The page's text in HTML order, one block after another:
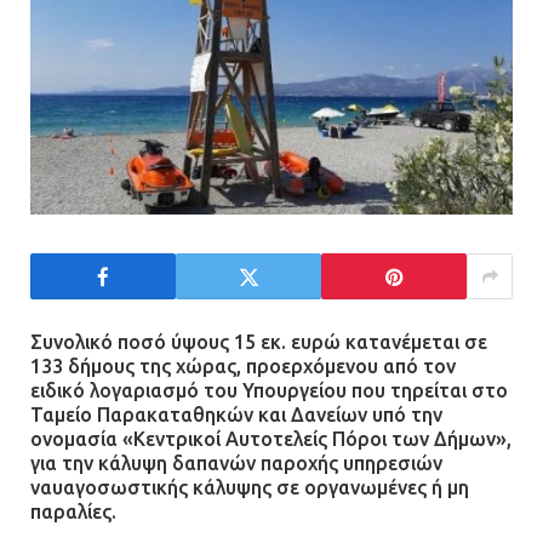
Τηλεφωνικές απάτες με λεία
130.000 ευρώ στην Αττική
13.07.2026 | 20:44
τους σοβαρά εγκαυματίες της
μεγάλης έκρηξης στο εργοστάσιο
Άργος: Στη φυλακή οι δύο
αστυνομικοί για τους
πυροβολισμούς κατά του 20χρονου
με αναπηρία
Συνολικό ποσό ύψους 15 εκ. ευρώ κατανέμεται σε
133 δήμους της χώρας, προερχόμενου από τον
ειδικό λογαριασμό του Υπουργείου που τηρείται στο
Ταμείο Παρακαταθηκών και Δανείων υπό την
ονομασία «Κεντρικοί Αυτοτελείς Πόροι των Δήμων»,
για την κάλυψη δαπανών παροχής υπηρεσιών
ναυαγοσωστικής κάλυψης σε οργανωμένες ή μη
παραλίες.